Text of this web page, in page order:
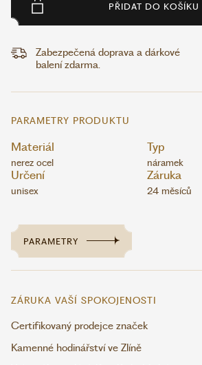
PŘIDAT DO KOŠÍKU
Zabezpečená doprava a dárkové
balení zdarma.
PARAMETRY PRODUKTU
Materiál
nerez ocel
Typ
náramek
Určení
unisex
Záruka
24 měsíců
PARAMETRY
ZÁRUKA VAŠÍ SPOKOJENOSTI
Certifikovaný prodejce značek
Kamenné hodinářství ve Zlíně